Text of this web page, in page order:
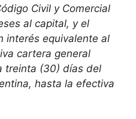
Civil y Comercial
al capital, y el
interés equivalente al
cartera general
treinta (30) días del
hasta la efectiva